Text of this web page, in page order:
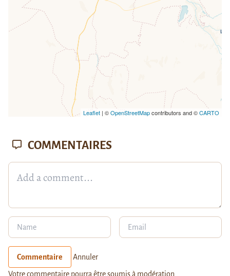
Leaflet| ©OpenStreetMapcontributors and ©CARTO
COMMENTAIRES
Commentaire Annuler
Votre commentaire pourra être soumis à modération.